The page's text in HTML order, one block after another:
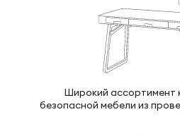
Широкий ассортимент
безопасной мебели из